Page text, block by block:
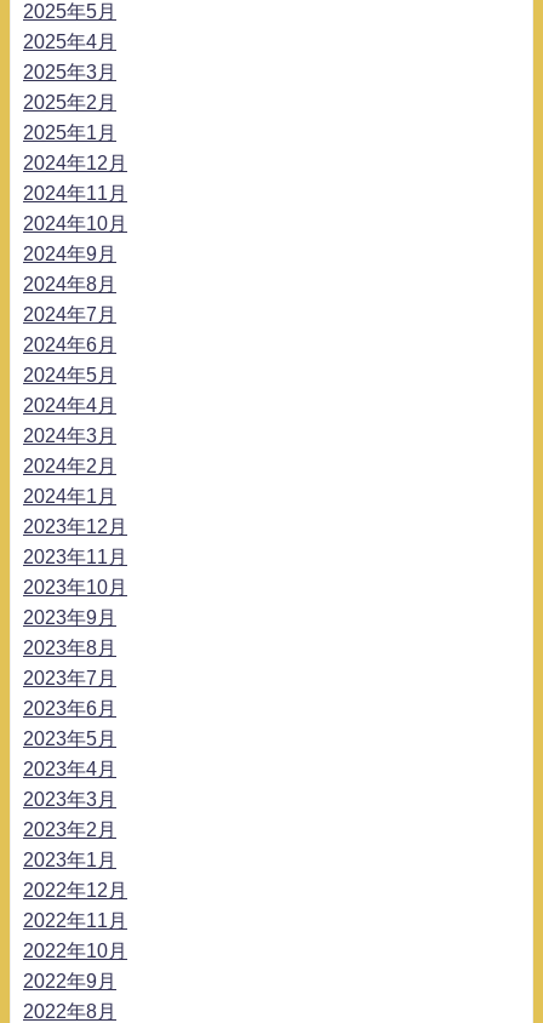
2025年5月
2025年4月
2025年3月
2025年2月
2025年1月
2024年12月
2024年11月
2024年10月
2024年9月
2024年8月
2024年7月
2024年6月
2024年5月
2024年4月
2024年3月
2024年2月
2024年1月
2023年12月
2023年11月
2023年10月
2023年9月
2023年8月
2023年7月
2023年6月
2023年5月
2023年4月
2023年3月
2023年2月
2023年1月
2022年12月
2022年11月
2022年10月
2022年9月
2022年8月